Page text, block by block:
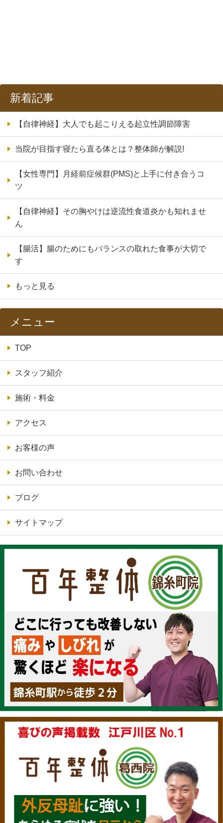
新着記事
【自律神経】大人でも起こりえる起立性調節障害
当院が目指す寝たら直る体とは？整体師が解説!
【女性専門】月経前症候群(PMS)と上手に付き合うコ
ツ
【自律神経】その胸やけは逆流性食道炎かも知れませ
ん
【腸活】腸のためにもバランスの取れた食事が大切で
す
もっと見る
メニュー
TOP
スタッフ紹介
施術・料金
アクセス
お客様の声
お問い合わせ
ブログ
サイトマップ